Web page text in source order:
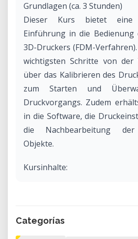
Grundlagen (ca. 3 Stunden)
Dieser Kurs bietet eine
Einführung in die Bedienung
3D-Druckers (FDM-
wichtigsten Schritte von der
über das Kalibrieren des
zum Starten und
Druckvorgangs. Zudem
in die Software, die
die Nachbearbeitung der
Objekte.
Kursinhalte:
des Druckbetts
Categorías